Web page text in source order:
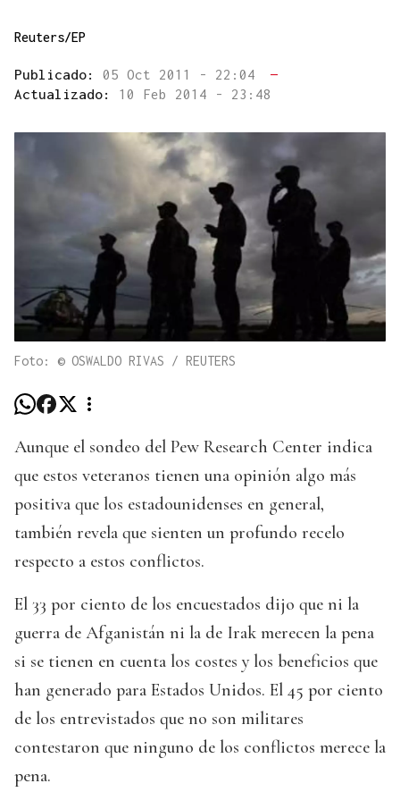
Reuters/EP
Publicado: 05 Oct 2011 - 22:04
—
Actualizado: 10 Feb 2014 - 23:48
Foto: © OSWALDO RIVAS / REUTERS
Aunque el sondeo del Pew Research Center indica
que estos veteranos tienen una opinión algo más
positiva que los estadounidenses en general,
también revela que sienten un profundo recelo
respecto a estos conflictos.
El 33 por ciento de los encuestados dijo que ni la
guerra de Afganistán ni la de Irak merecen la pena
si se tienen en cuenta los costes y los beneficios que
han generado para Estados Unidos. El 45 por ciento
de los entrevistados que no son militares
contestaron que ninguno de los conflictos merece la
pena.